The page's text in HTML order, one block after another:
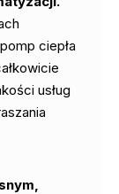
ciepła
usług